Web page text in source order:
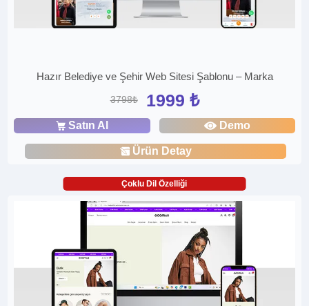
Hazır Belediye ve Şehir Web Sitesi Şablonu – Marka
3798₺ 1999 ₺
Satın Al Demo
Ürün Detay
Çoklu Dil Özelliği